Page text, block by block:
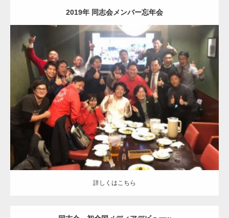
2019年 同志会メンバー忘年会
更新日2019.12.5
カテゴリー
詳しくはこちら
詳しくはこちら